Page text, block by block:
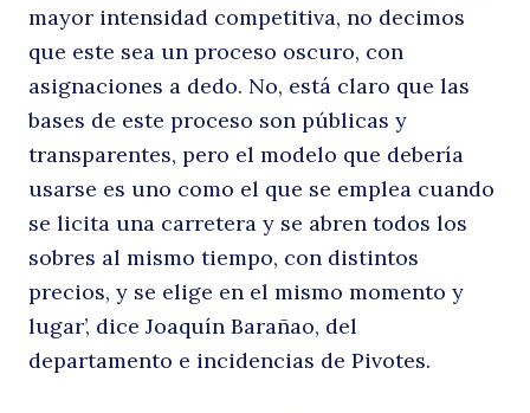
mayor intensidad competitiva, no decimos
que este sea un proceso oscuro, con
asignaciones a dedo. No, está claro que las
bases de este proceso son públicas y
transparentes, pero el modelo que debería
usarse es uno como el que se emplea cuando
se licita una carretera y se abren todos los
sobres al mismo tiempo, con distintos
precios, y se elige en el mismo momento y
lugar’, dice Joaquín Barañao, del
departamento e incidencias de Pivotes.